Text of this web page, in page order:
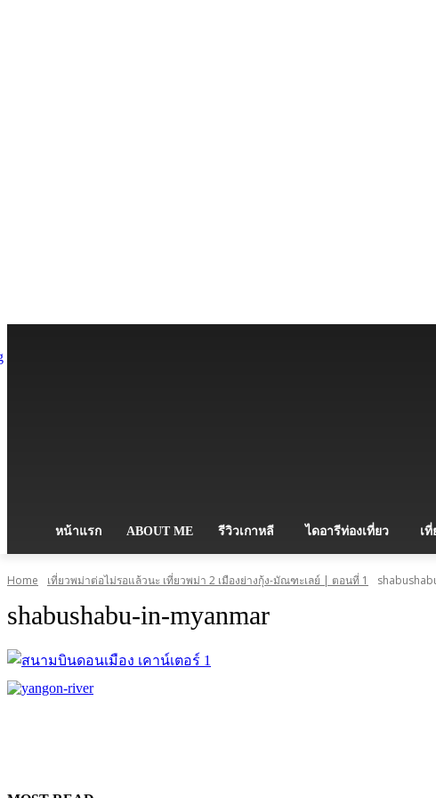
หน้าแรก ABOUT ME รีวิวเกาหลี ไดอารีท่องเที่ยว เ
Home เที่ยวพม่าต่อไม่รอแล้วนะ เที่ยวพม่า 2 เมืองย่างกุ้ง-มัณฑะเลย์ | ตอนที่ 1
shabushabu-in-myanmar